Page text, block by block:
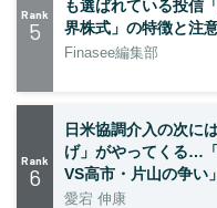
Rank
5
も選ばれている投信
界株式」の特徴と注
Finasee編集部
Rank
6
日米協調介入の次に
げ」がやってくる…
VS高市・片山の争い
愛宕 伸康